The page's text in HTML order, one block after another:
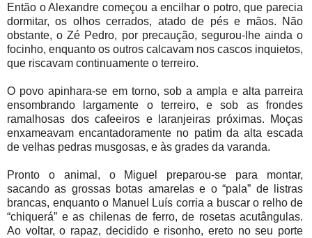
Então o Alexandre começou a encilhar o potro, que parecia
dormitar, os olhos cerrados, atado de pés e mãos. Não
obstante, o Zé Pedro, por precaução, segurou-lhe ainda o
focinho, enquanto os outros calcavam nos cascos inquietos,
que riscavam continuamente o terreiro.
O povo apinhara-se em torno, sob a ampla e alta parreira
ensombrando largamente o terreiro, e sob as frondes
ramalhosas dos cafeeiros e laranjeiras próximas. Moças
enxameavam encantadoramente no patim da alta escada
de velhas pedras musgosas, e às grades da varanda.
Pronto o animal, o Miguel preparou-se para montar,
sacando as grossas botas amarelas e o “pala” de listras
brancas, enquanto o Manuel Luís corria a buscar o relho de
“chiquerá” e as chilenas de ferro, de rosetas acutângulas.
Ao voltar, o rapaz, decidido e risonho, ereto no seu porte